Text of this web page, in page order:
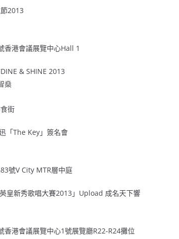
2013
香港會議展覽中心Hall 1
& SHINE 2013
燊
街
「The Key」簽名會
號V City MTR層中庭
皇新秀歌唱大賽2013」Upload 成名天下響
香港會議展覽中心1號展覽廳R22-R24攤位